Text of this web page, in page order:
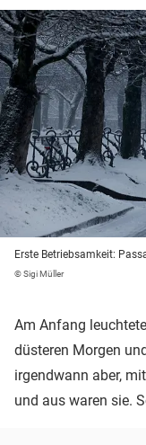
Erste Betriebsamkeit:
© Sigi Müller
Am Anfang
düsteren Morgen
irgendwann aber,
und aus waren sie.